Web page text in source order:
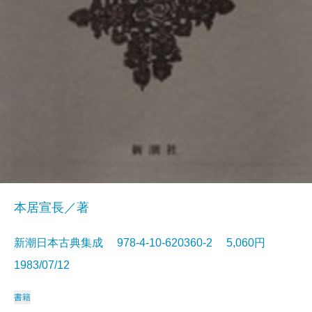
本居宣長／著
新潮日本古典集成 978-4-10-620360-2 5,060円
1983/07/12
書籍